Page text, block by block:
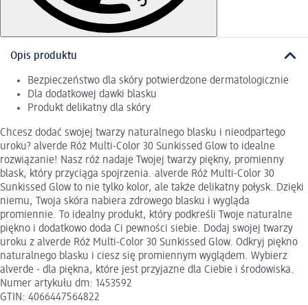
Opis produktu
Bezpieczeństwo dla skóry potwierdzone dermatologicznie
Dla dodatkowej dawki blasku
Produkt delikatny dla skóry
Chcesz dodać swojej twarzy naturalnego blasku i nieodpartego
uroku? alverde Róż Multi-Color 30 Sunkissed Glow to idealne
rozwiązanie! Nasz róż nadaje Twojej twarzy piękny, promienny
blask, który przyciąga spojrzenia. alverde Róż Multi-Color 30
Sunkissed Glow to nie tylko kolor, ale także delikatny połysk. Dzięki
niemu, Twoja skóra nabiera zdrowego blasku i wygląda
promiennie. To idealny produkt, który podkreśli Twoje naturalne
piękno i dodatkowo doda Ci pewności siebie. Dodaj swojej twarzy
uroku z alverde Róż Multi-Color 30 Sunkissed Glow. Odkryj piękno
naturalnego blasku i ciesz się promiennym wyglądem. Wybierz
alverde - dla piękna, które jest przyjazne dla Ciebie i środowiska.
Numer artykułu dm: 1453592
GTIN: 4066447564822